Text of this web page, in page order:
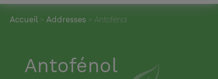
Accueil > Addresses > Antofénol
Antofénol